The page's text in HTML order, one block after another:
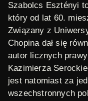
Szabolcs Esztényi
który od lat 60.
Związany z
Chopina dał się
autor licznych
Kazimierza
jest natomiast za
wszechstronnych